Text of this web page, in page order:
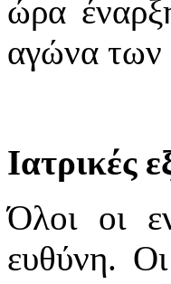
ώρα
αγώνα
Ιατρικές
Όλοι οι
ευθύνη.